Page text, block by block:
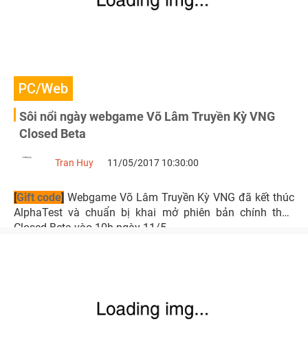
PC/Web
Sôi nổi ngày webgame Võ Lâm Truyền Kỳ VNG
Closed Beta
Tran Huy 11/05/2017 10:30:00
[Gift code] Webgame Võ Lâm Truyền Kỳ VNG đã kết thúc
AlphaTest và chuẩn bị khai mở phiên bản chính thức
Closed Beta vào 10h ngày 11/5.